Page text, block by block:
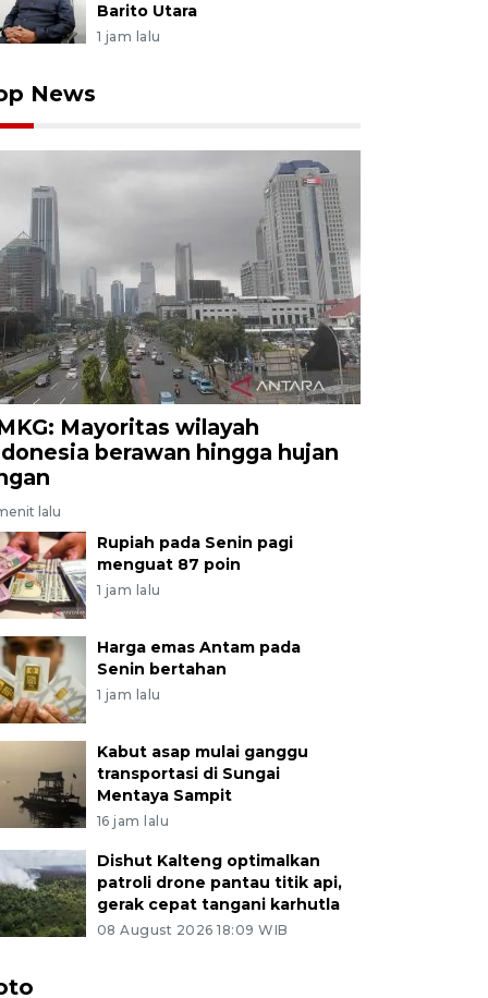
Barito Utara
1 jam lalu
News
Mayoritas wilayah
berawan hingga hujan
lalu
Rupiah pada Senin pagi
menguat 87 poin
1 jam lalu
Harga emas Antam pada
Senin bertahan
1 jam lalu
Kabut asap mulai ganggu
transportasi di Sungai
Mentaya Sampit
16 jam lalu
Dishut Kalteng optimalkan
patroli drone pantau titik api,
gerak cepat tangani karhutla
08 August 2026 18:09 WIB